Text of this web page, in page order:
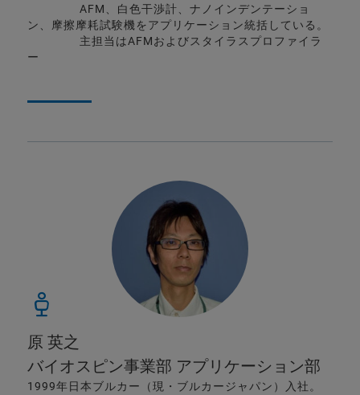
AFM、白色干渉計、ナノインデンテーショ
ン、摩擦摩耗試験機をアプリケーション統括している。
主担当はAFMおよびスタイラスプロファイラ
ー
原 英之
バイオスピン事業部 アプリケーション部
1999年日本ブルカー（現・ブルカージャパン）入社。